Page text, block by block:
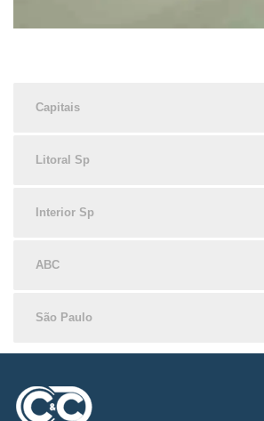
Capitais
Litoral Sp
Interior Sp
ABC
São Paulo